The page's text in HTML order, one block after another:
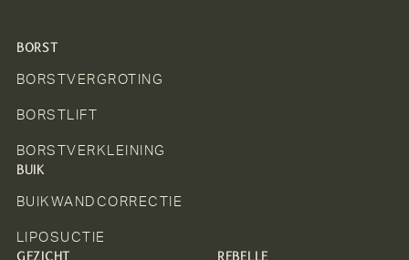
BORST
BORSTVERGROTING
BORSTLIFT
BORSTVERKLEINING
BUIK
BUIKWANDCORRECTIE
LIPOSUCTIE